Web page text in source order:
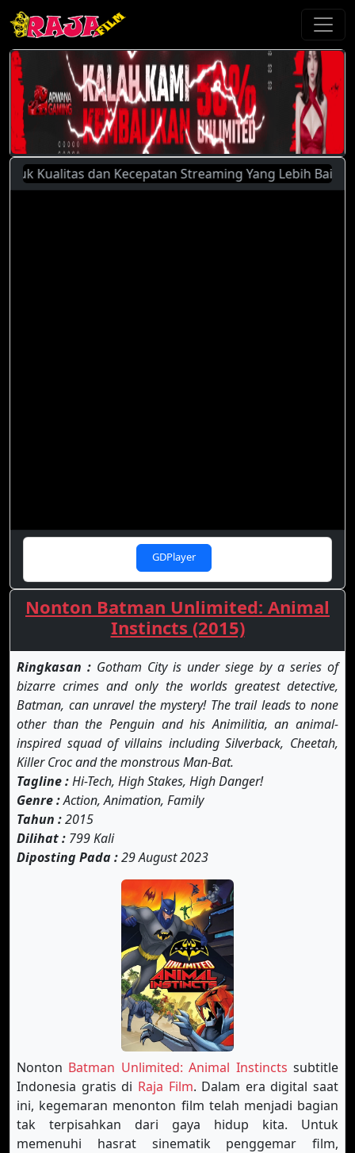
dan Kecepatan Streaming Yang Lebih Baik,
GDPlayer
Nonton Batman Unlimited: Animal
Instincts (2015)
Ringkasan : Gotham City is under siege by a series of
bizarre crimes and only the worlds greatest detective,
Batman, can unravel the mystery! The trail leads to none
other than the Penguin and his Animilitia, an animal-
inspired squad of villains including Silverback, Cheetah,
Killer Croc and the monstrous Man-Bat.
Tagline :Hi-Tech, High Stakes, High Danger!
Genre :Action, Animation, Family
Tahun :2015
Dilihat : 799 Kali
Diposting Pada :29 August 2023
Nonton Batman Unlimited: Animal Instincts subtitle
Indonesia gratis di Raja Film. Dalam era digital saat
ini, kegemaran menonton film telah menjadi bagian
tak terpisahkan dari gaya hidup kita. Untuk
memenuhi hasrat sinematik penggemar film,